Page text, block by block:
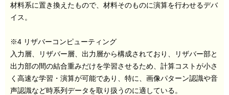
材料系に置き換えたもので、材料そのものに演算を行わせるデバ
イス。
※4 リザバーコンピューティング
入力層、リザバー層、出力層から構成されており、リザバー部と
出力部の間の結合重みだけを学習させるため、計算コストが小さ
く高速な学習・演算が可能であり、特に、画像パターン認識や音
声認識など時系列データを取り扱うのに適している。